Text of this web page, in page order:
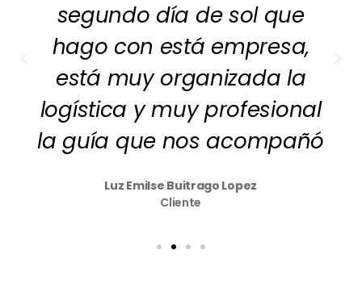
segundo día de sol que
hago con está empresa,
está muy organizada la
logística y muy profesional
la guía que nos acompañó
Luz Emilse Buitrago Lopez
Cliente